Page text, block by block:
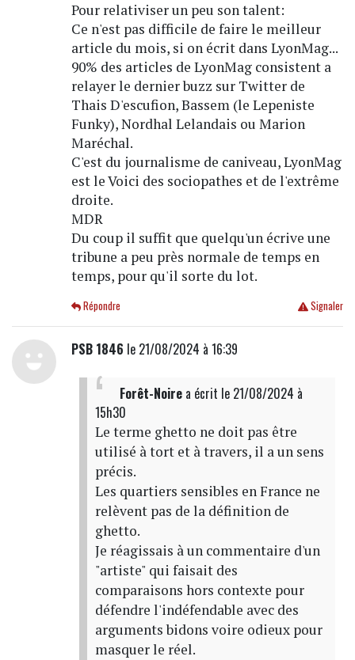
Pour relativiser un peu son talent:
Ce n'est pas difficile de faire le meilleur
article du mois, si on écrit dans LyonMag...
90% des articles de LyonMag consistent a
relayer le dernier buzz sur Twitter de
Thais D'escufion, Bassem (le Lepeniste
Funky), Nordhal Lelandais ou Marion
Maréchal.
C'est du journalisme de caniveau, LyonMag
est le Voici des sociopathes et de l'extrême
droite.
MDR
Du coup il suffit que quelqu'un écrive une
tribune a peu près normale de temps en
temps, pour qu'il sorte du lot.
Signaler
Répondre
PSB 1846 le 21/08/2024 à 16:39
Forêt-Noirea écrit le 21/08/2024 à
15h30
Le terme ghetto ne doit pas être
utilisé à tort et à travers, il a un sens
précis.
Les quartiers sensibles en France ne
relèvent pas de la définition de
ghetto.
Je réagissais à un commentaire d'un
"artiste" qui faisait des
comparaisons hors contexte pour
défendre l'indéfendable avec des
arguments bidons voire odieux pour
masquer le réel.